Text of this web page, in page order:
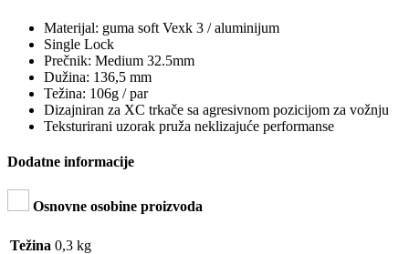
Materijal: guma soft Vexk 3 / aluminijum
Single Lock
Prečnik: Medium 32.5mm
Dužina: 136,5 mm
Težina: 106g / par
Dizajniran za XC trkače sa agresivnom pozicijom za vožnju
Teksturirani uzorak pruža neklizajuće performanse
Dodatne informacije
Osnovne osobine proizvoda
Težina 0,3 kg